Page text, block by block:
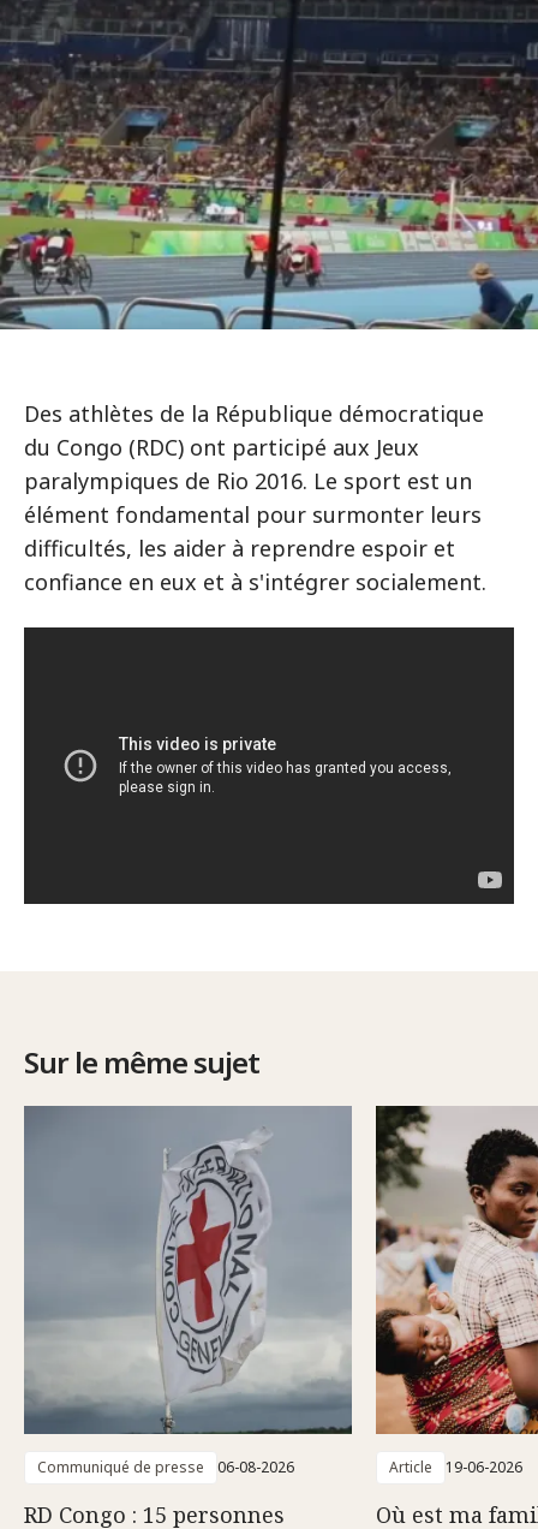
Des athlètes de la République démocratique
du Congo (RDC) ont participé aux Jeux
paralympiques de Rio 2016. Le sport est un
élément fondamental pour surmonter leurs
difficultés, les aider à reprendre espoir et
confiance en eux et à s'intégrer socialement.
Sur le même sujet
Communiqué de presse 06-08-2026
RD Congo : 15 personnes
Article 19-06-2026
Où est ma